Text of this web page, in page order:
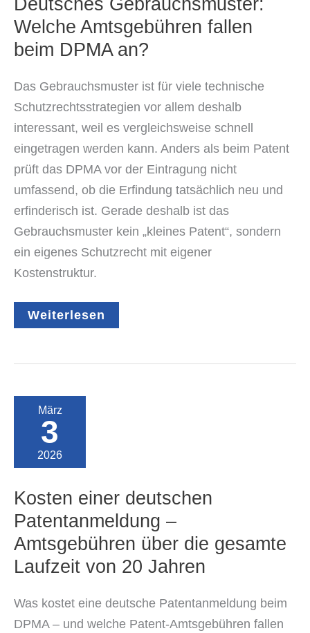
Welche Amtsgebühren fallen
beim DPMA an?
Das Gebrauchsmuster ist für viele technische
Schutzrechtsstrategien vor allem deshalb
interessant, weil es vergleichsweise schnell
eingetragen werden kann. Anders als beim Patent
prüft das DPMA vor der Eintragung nicht
umfassend, ob die Erfindung tatsächlich neu und
erfinderisch ist. Gerade deshalb ist das
Gebrauchsmuster kein „kleines Patent“, sondern
ein eigenes Schutzrecht mit eigener
Kostenstruktur.
Deutsches
Gebrauchsmuster:
fallen
Weiterlesen
März
3
2026
Kosten einer deutschen
Patentanmeldung –
Amtsgebühren über die gesamte
Laufzeit von 20 Jahren
Was kostet eine deutsche Patentanmeldung beim
DPMA – und welche Patent-Amtsgebühren fallen